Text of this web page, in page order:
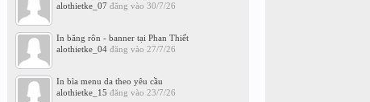
alothietke_07 đăng vào 30/7/26
In băng rôn - banner tại Phan Thiết
alothietke_04đăng vào 27/7/26
In bìa menu da theo yêu cầu
alothietke_15 đăng vào 23/7/26